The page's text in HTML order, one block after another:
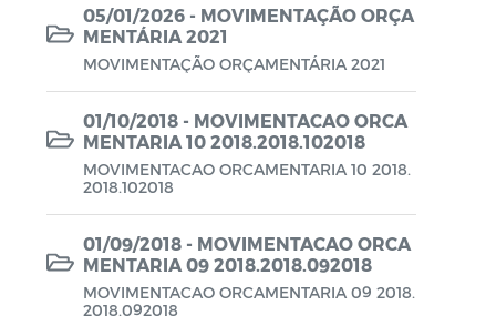
LOA
Movimentações Orçamentárias
Plano Plurianual (PPA)
Planos em Função da COVID-19
Prestação de Contas de Governo
QDD - Quadro de Detalhamento das
05/01/2026 - MOVIMENTAÇÃO ORÇA
MENTÁRIA 2021
MOVIMENTAÇÃO ORÇAMENTÁRIA 2021
01/10/2018 - MOVIMENTACAO ORCA
MENTARIA 10 2018.2018.102018
MOVIMENTACAO ORCAMENTARIA 10 2018.
2018.102018
01/09/2018 - MOVIMENTACAO ORCA
MENTARIA 09 2018.2018.092018
MOVIMENTACAO ORCAMENTARIA 09 2018.
2018.092018